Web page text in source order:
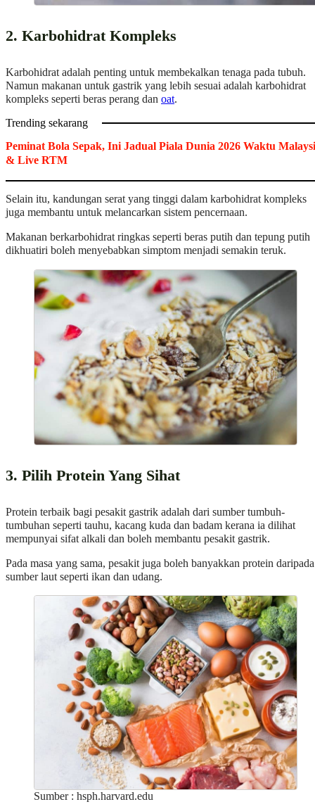
2. Karbohidrat Kompleks
Karbohidrat adalah penting untuk membekalkan tenaga pada tubuh.
Namun makanan untuk gastrik yang lebih sesuai adalah karbohidrat
kompleks seperti beras perang dan oat.
Trending sekarang
Peminat Bola Sepak, Ini Jadual Piala Dunia 2026 Waktu
& Live RTM
Selain itu, kandungan serat yang tinggi dalam karbohidrat kompleks
juga membantu untuk melancarkan sistem pencernaan.
Makanan berkarbohidrat ringkas seperti beras putih dan tepung putih
dikhuatiri boleh menyebabkan simptom menjadi semakin teruk.
3. Pilih Protein Yang Sihat
Protein terbaik bagi pesakit gastrik adalah dari sumber tumbuh-
tumbuhan seperti tauhu, kacang kuda dan badam kerana ia dilihat
mempunyai sifat alkali dan boleh membantu pesakit gastrik.
Pada masa yang sama, pesakit juga boleh banyakkan protein daripada
sumber laut seperti ikan dan udang.
Sumber : hsph.harvard.edu